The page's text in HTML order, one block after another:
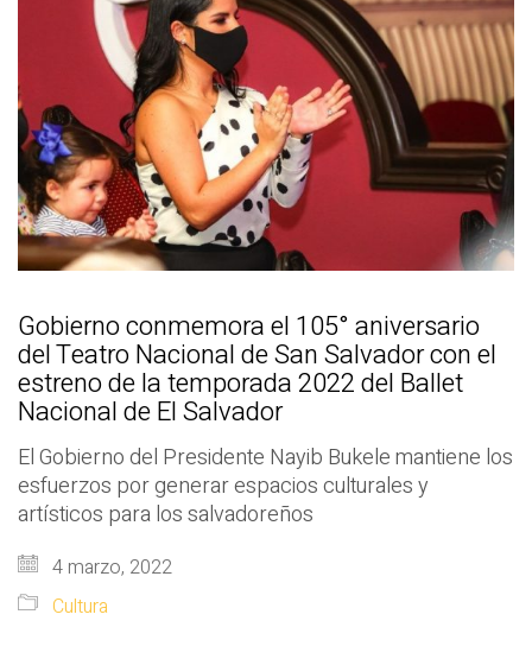
Gobierno conmemora el 105° aniversario
del Teatro Nacional de San Salvador con el
estreno de la temporada 2022 del Ballet
Nacional de El Salvador
El Gobierno del Presidente Nayib Bukele mantiene los
esfuerzos por generar espacios culturales y
artísticos para los salvadoreños
4 marzo, 2022
Cultura